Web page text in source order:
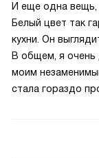
И еще одна вещь,
Белый цвет так
кухни. Он
В общем, я очень
моим
стала гораздо